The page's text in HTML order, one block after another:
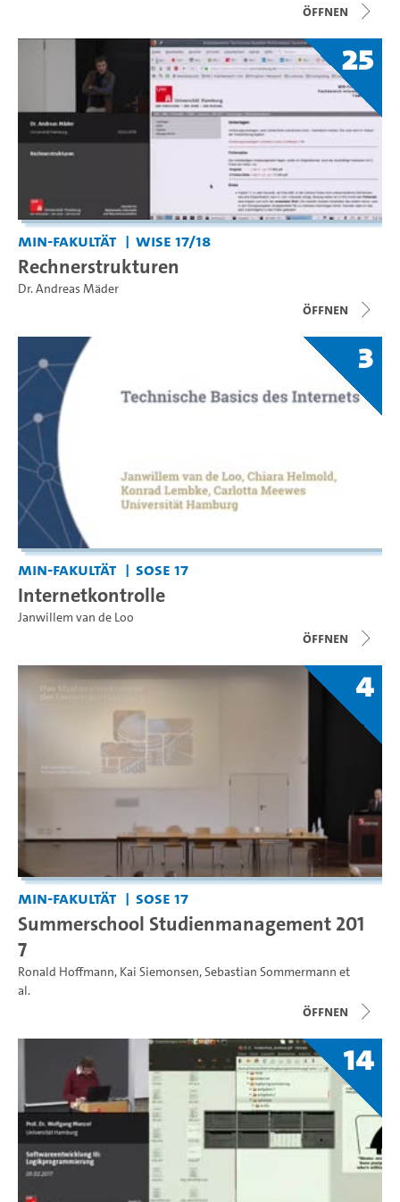
Öffnen
25
MIN-Fakultät WiSe 17/18
Rechnerstrukturen
Dr. Andreas Mäder
Öffnen
3
MIN-Fakultät SoSe 17
Internetkontrolle
Janwillem van de Loo
Öffnen
4
MIN-Fakultät SoSe 17
Summerschool Studienmanagement 201
7
Ronald Hoffmann, Kai Siemonsen,Sebastian Sommermann et
al.
Öffnen
14